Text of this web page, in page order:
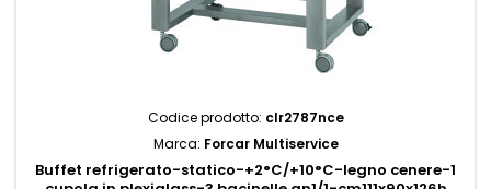
Codice prodotto: clr2787nce
Marca: Forcar Multiservice
Buffet refrigerato-statico-+2°C/+10°C-legno cenere-1